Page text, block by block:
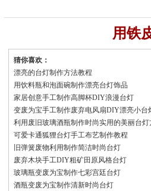
用铁
猜你喜欢：
漂亮的台灯制作方法教程
用饮料瓶和泡面碗制作漂亮台灯饰品
家居创意手工制作高脚杯DIY浪漫台灯
变废为宝手工制作废弃电风扇DIY漂亮小台
利用废旧玻璃酒瓶制作时尚实用的美丽台灯
可爱卡通狐狸台灯手工布艺制作教程
旧弹簧废物利用制作简洁时尚台灯
废弃木块手工DIY粗矿田原风格台灯
玻璃瓶变废为宝制作七彩宫廷台灯
酒瓶变废为宝制作清新时尚台灯